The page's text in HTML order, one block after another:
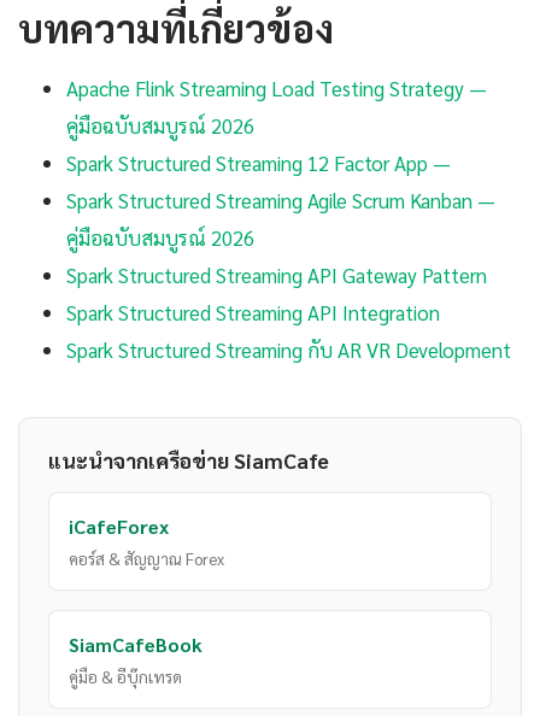
บทความที่เกี่ยวข้อง
Apache Flink Streaming Load Testing Strategy —
คู่มือฉบับสมบูรณ์ 2026
Spark Structured Streaming 12 Factor App —
Spark Structured Streaming Agile Scrum Kanban —
คู่มือฉบับสมบูรณ์ 2026
Spark Structured Streaming API Gateway Pattern
Spark Structured Streaming API Integration
Spark Structured Streaming กับ AR VR Development
แนะนำจากเครือข่าย SiamCafe
iCafeForex
คอร์ส & สัญญาณ Forex
SiamCafeBook
คู่มือ & อีบุ๊กเทรด